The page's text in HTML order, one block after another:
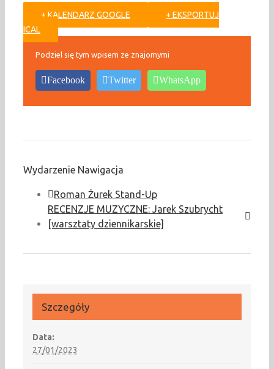
+ KALENDARZ GOOGLE
+ EKSPORTUJ
ICAL
Podziel się tym wpisem ze znajomymi
Facebook Twitter WhatsApp
Wydarzenie Nawigacja
Roman Żurek Stand-Up
RECENZJE MUZYCZNE: Jarek Szubrycht
[warsztaty dziennikarskie]
Szczegóły
Data:
27/01/2023